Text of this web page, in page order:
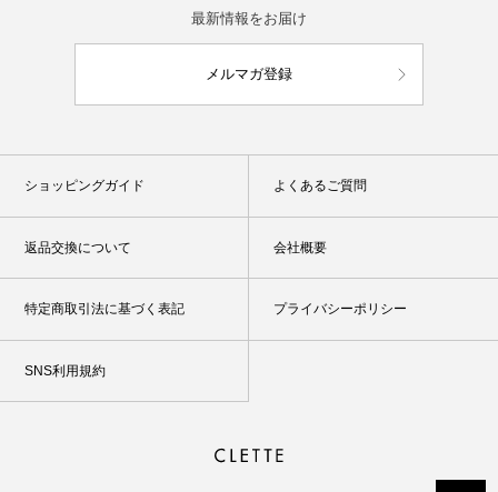
最新情報をお届け
メルマガ登録
ショッピングガイド よくあるご質問
返品交換について 会社概要
特定商取引法に基づく表記 プライバシーポリシー
SNS利用規約